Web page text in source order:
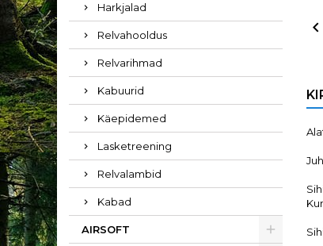
Harkjalad
Relvahooldus
Relvarihmad
Kabuurid
Käepidemed
Lasketreening
Relvalambid
Kabad
AIRSOFT
